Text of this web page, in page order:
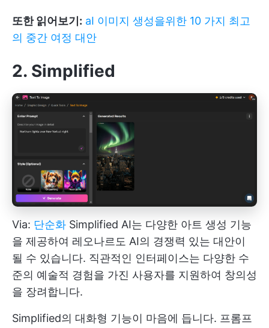
또한 읽어보기: aI 이미지 생성을위한 10 가지 최고
의 중간 여정 대안
2. Simplified
Via: 단순화 Simplified AI는 다양한 아트 생성 기능
을 제공하여 레오나르도 AI의 경쟁력 있는 대안이
될 수 있습니다. 직관적인 인터페이스는 다양한 수
준의 예술적 경험을 가진 사용자를 지원하여 창의성
을 장려합니다.
Simplified의 대화형 기능이 마음에 듭니다. 프롬프